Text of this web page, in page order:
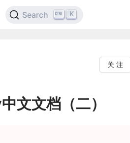
Search K
关 注
文文档（二）